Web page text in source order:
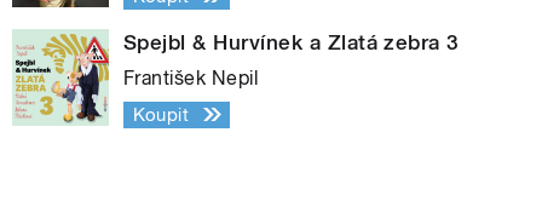
Spejbl & Hurvínek a Zlatá zebra 3
František Nepil
Koupit